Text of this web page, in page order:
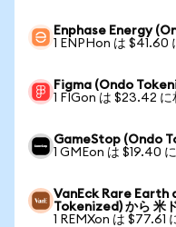
Enphase Energy
1 ENPHon は $41.60
Figma (Ondo
1 FIGon は $23.42 に
GameStop (Ondo
1 GMEon は $19.40
VanEck Rare Earth
Tokenized) から 米
1 REMXon は $77.61